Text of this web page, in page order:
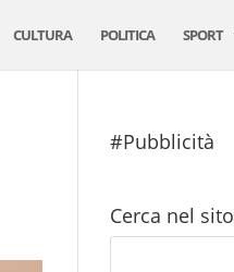
CULTURA POLITICA SPORT
#Pubblicità
Cerca nel sito